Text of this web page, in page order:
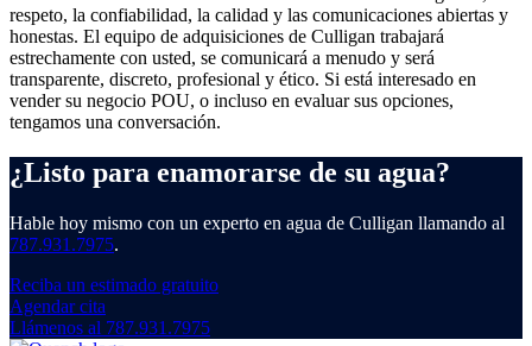
respeto, la confiabilidad, la calidad y las comunicaciones abiertas y
honestas. El equipo de adquisiciones de Culligan trabajará
estrechamente con usted, se comunicará a menudo y será
transparente, discreto, profesional y ético. Si está interesado en
vender su negocio POU, o incluso en evaluar sus opciones,
tengamos una conversación.
¿Listo para enamorarse de su agua?
Hable hoy mismo con un experto en agua de Culligan llamando al
787.931.7975.
Reciba un estimado gratuito
Agendar cita
Llámenos al 787.931.7975